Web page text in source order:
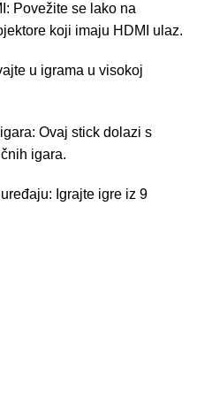
Povežite se lako na
koji imaju HDMI ulaz.
u igrama u visokoj
Ovaj stick dolazi s
igara.
Igrajte igre iz 9